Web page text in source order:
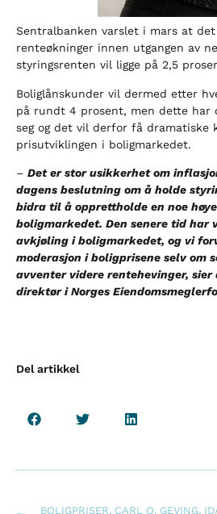
Sentralbanken varslet i mars at
renteøkninger innen utgangen av
styringsrenten vil ligge på 2,5
Boliglånskunder vil dermed etter
på rundt 4 prosent, men dette har
seg og det vil derfor få dramatiske
prisutviklingen i boligmarkedet.
– Det er stor usikkerhet om
dagens beslutning om å holde
bidra til å opprettholde en noe
boligmarkedet. Den senere tid har
avkjøling i boligmarkedet, og vi
moderasjon i boligprisene selv om
avventer videre rentehevinger,
direktør i Norges
Del artikkel
BOLIGPRISER, CARL O. GEVING,